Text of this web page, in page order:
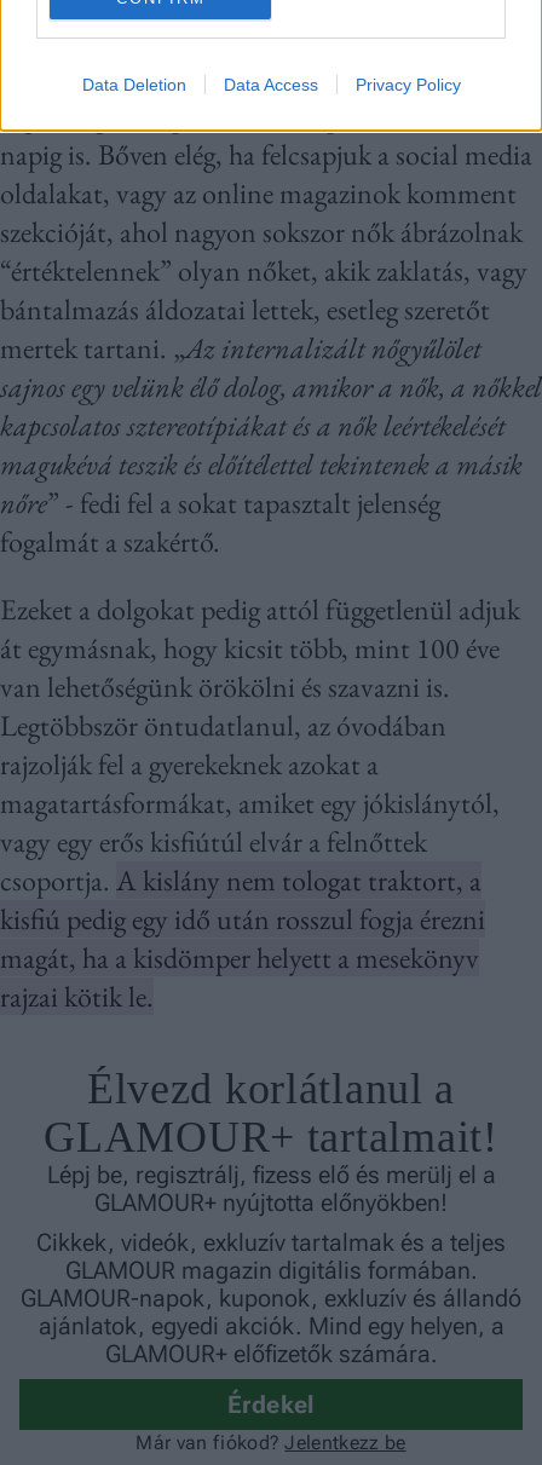
Data Deletion Data Access Privacy Policy
A tapasztalatlansága miatt alakítható és aztán
megbecsülhető, mint egy saját mű. Ezzel pedig a
napig is. Bőven elég, ha felcsapjuk a social media
oldalakat, vagy az online magazinok komment
szekcióját, ahol nagyon sokszor nők ábrázolnak
“értéktelennek” olyan nőket, akik zaklatás, vagy
bántalmazás áldozatai lettek, esetleg szeretőt
mertek tartani. „Az internalizált nőgyűlölet
sajnos egy velünk élő dolog, amikor a nők, a nőkkel
kapcsolatos sztereotípiákat és a nők leértékelését
magukévá teszik és előítélettel tekintenek a másik
nőre” - fedi fel a sokat tapasztalt jelenség
fogalmát a szakértő.
Ezeket a dolgokat pedig attól függetlenül adjuk
át egymásnak, hogy kicsit több, mint 100 éve
van lehetőségünk örökölni és szavazni is.
Legtöbbször öntudatlanul, az óvodában
rajzolják fel a gyerekeknek azokat a
magatartásformákat, amiket egy jókislánytól,
vagy egy erős kisfiútúl elvár a felnőttek
csoportja. A kislány nem tologat traktort, a
kisfiú pedig egy idő után rosszul fogja érezni
magát, ha a kisdömper helyett a mesekönyv
rajzai kötik le.